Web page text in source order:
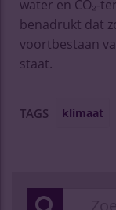
water en CO₂-
benadrukt dat
voortbestaan
staat.
TAGS klimaat